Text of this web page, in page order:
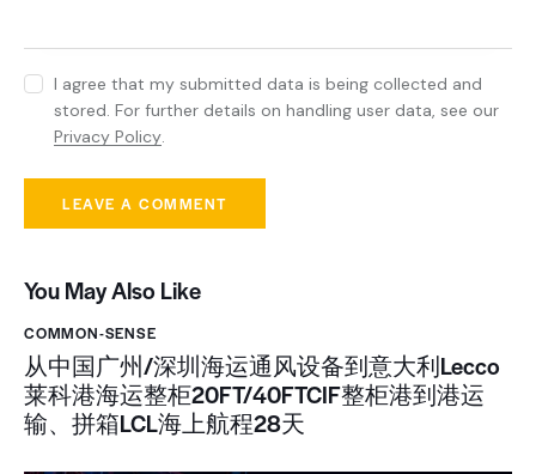
I agree that my submitted data is being collected and
stored. For further details on handling user data, see our
Privacy Policy
You May Also Like
COMMON-SENSE
从中国广州/深圳海运通风设备到意大利Lecco
莱科港海运整柜20FT/40FTCIF整柜港到港运
输、拼箱LCL海上航程28天